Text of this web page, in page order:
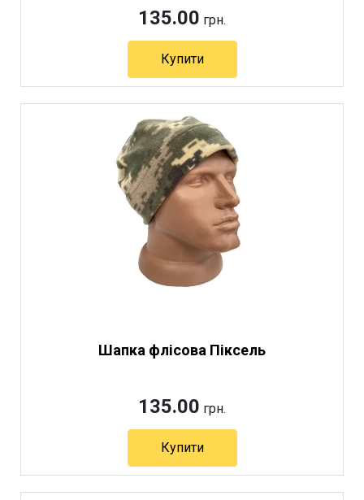
135.00 грн.
Купити
Шапка флісова Піксель
135.00 грн.
Купити